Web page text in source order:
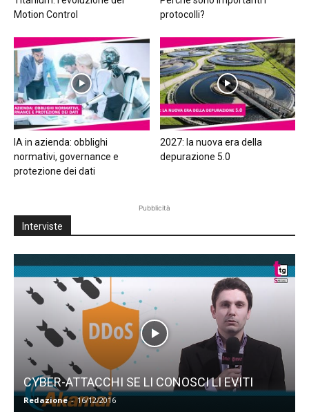
Motion Control
protocolli?
IA in azienda: obblighi
normativi, governance e
protezione dei dati
2027: la nuova era della
depurazione 5.0
Pubblicità
Interviste
CYBER-ATTACCHI SE LI CONOSCI LI EVITI
Redazione - 16/12/2016